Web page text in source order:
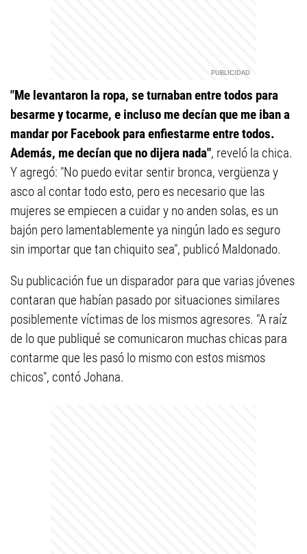
"Me levantaron la ropa, se turnaban entre todos para
besarme y tocarme, e incluso me decían que me iban a
mandar por Facebook para enfiestarme entre todos.
Además, me decían que no dijera nada", reveló la chica.
Y agregó: "No puedo evitar sentir bronca, vergüenza y
asco al contar todo esto, pero es necesario que las
mujeres se empiecen a cuidar y no anden solas, es un
bajón pero lamentablemente ya ningún lado es seguro
sin importar que tan chiquito sea", publicó Maldonado.
Su publicación fue un disparador para que varias jóvenes
contaran que habían pasado por situaciones similares
posiblemente víctimas de los mismos agresores. "A raíz
de lo que publiqué se comunicaron muchas chicas para
contarme que les pasó lo mismo con estos mismos
chicos", contó Johana.